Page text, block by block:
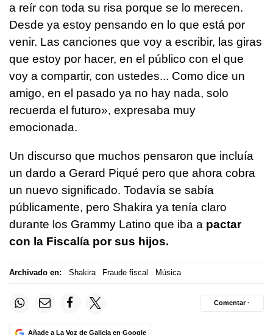
a reír con toda su risa porque se lo merecen.
Desde ya estoy pensando en lo que está por
venir. Las canciones que voy a escribir, las giras
que estoy por hacer, en el público con el que
voy a compartir, con ustedes... Como dice un
amigo, en el pasado ya no hay nada, solo
recuerda el futuro», expresaba muy
emocionada.
Un discurso que muchos pensaron que incluía
un dardo a Gerard Piqué pero que ahora cobra
un nuevo significado. Todavía se sabía
públicamente, pero Shakira ya tenía claro
durante los Grammy Latino que iba a pactar
con la Fiscalía por sus hijos.
Archivado en: Shakira Fraude fiscal Música
Añade a La Voz de Galicia en Google
Comentar ·